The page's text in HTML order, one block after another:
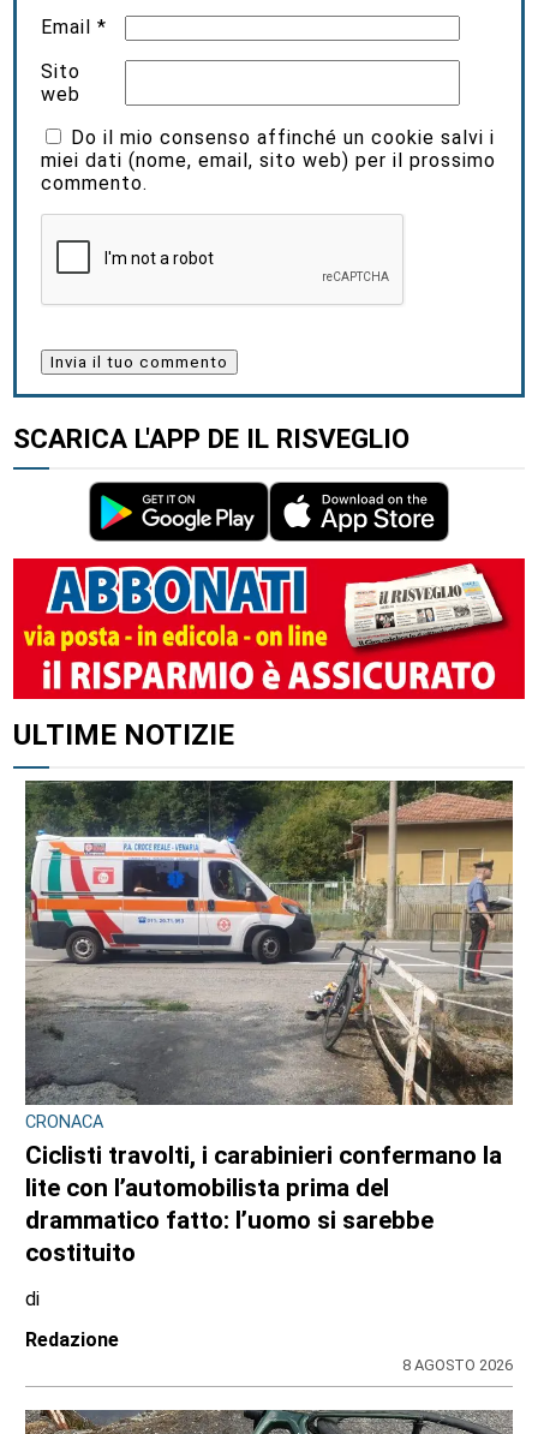
Email*
Sito
web
Do il mio consenso affinché un cookie salvi i
miei dati (nome, email, sito web) per il prossimo
commento.
SCARICA L'APP DE IL RISVEGLIO
ULTIME NOTIZIE
CRONACA
Ciclisti travolti, i carabinieri confermano la
lite con l’automobilista prima del
drammatico fatto: l’uomo si sarebbe
costituito
di
Redazione
8 AGOSTO 2026